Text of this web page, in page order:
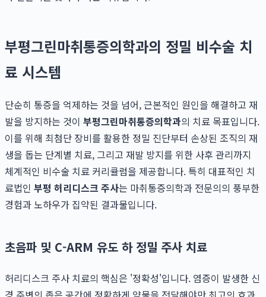
부평그린마취통증의학과의 정밀 비수술 치
료 시스템
단순히 통증을 억제하는 것을 넘어, 근본적인 원인을 해결하고 재
발을 방지하는 것이 부평그린마취통증의학과의 치료 목표입니다.
이를 위해 최첨단 장비를 활용한 정밀 진단부터 손상된 조직의 재
생을 돕는 단계별 치료, 그리고 재발 방지를 위한 사후 관리까지
체계적인 비수술 치료 커리큘럼을 제공합니다. 특히 대표적인 치
료법인 부평 허리디스크 주사는 마취통증의학과 전문의의 풍부한
경험과 노하우가 집약된 결과물입니다.
초음파 및 C-ARM 유도 하 정밀 주사 치료
허리디스크 주사 치료의 핵심은 '정확성'입니다. 염증이 발생한 신